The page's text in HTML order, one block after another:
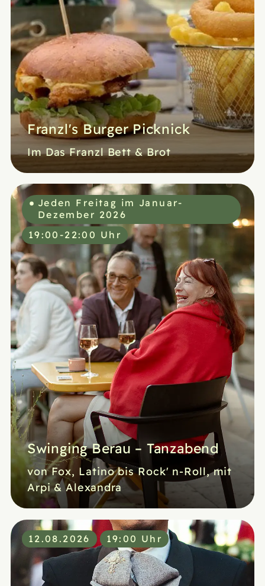
Franzl's Burger Picknick
Im Das Franzl Bett & Brot
Swinging Berau – Tanzabend
von Fox, Latino bis Rock' n-Roll, mit
Arpi & Alexandra
Jeden Freitag im Januar-
Dezember 2026
19:00-22:00 Uhr
12.08.2026 19:00 Uhr